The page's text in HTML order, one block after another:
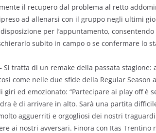
il recupero dal problema al retto
ad allenarsi con il gruppo negli ultimi
per l’appuntamento,
subito in campo o se confermare lo
– Si tratta di un remake della passata
come nelle due sfide della Regular
giri ed emozionato: “Partecipare ai play off
è di arrivare in alto. Sarà una partita
agguerriti e orgogliosi dei nostri
ai nostri avversari. Finora con Itas